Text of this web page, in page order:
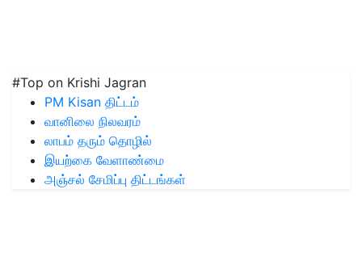
#Top on Krishi Jagran
PM Kisan திட்டம்
வானிலை நிலவரம்
லாபம் தரும் தொழில்
இயற்கை வேளாண்மை
அஞ்சல் சேமிப்பு திட்டங்கள்